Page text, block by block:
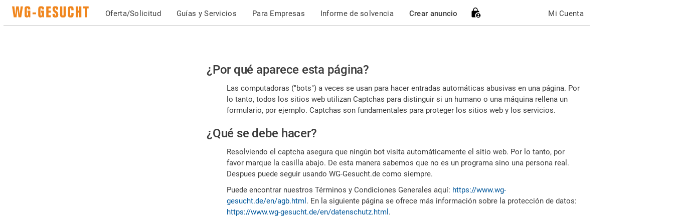
Oferta/Solicitud Guías y Servicios Para Empresas Informe de solvencia Crear anuncio Mi Cuenta
Por
favor,
confirme
es
humano
¿Por qué aparece esta página?
Las computadoras ("bots") a veces se usan para hacer entradas automáticas abusivas en una página. Por
lo tanto, todos los sitios web utilizan Captchas para distinguir si un humano o una máquina rellena un
formulario, por ejemplo. Captchas son fundamentales para proteger los sitios web y los servicios.
¿Qué se debe hacer?
Resolviendo el captcha asegura que ningún bot visita automáticamente el sitio web. Por lo tanto, por
favor marque la casilla abajo. De esta manera sabemos que no es un programa sino una persona real.
Despues puede seguir usando WG-Gesucht.de como siempre.
Puede encontrar nuestros Términos y Condiciones Generales aquí: https://www.wg-
gesucht.de/en/agb.html . En la siguiente página se ofrece más información sobre la protección de datos:
https://www.wg-gesucht.de/en/datenschutz.html .